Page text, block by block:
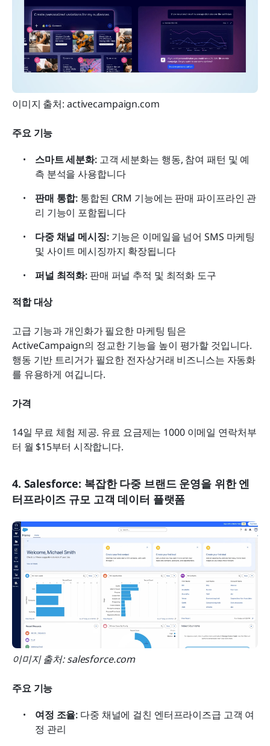
이미지 출처: activecampaign.com
주요 기능
스마트 세분화: 고객 세분화는 행동, 참여 패턴 및 예
측 분석을 사용합니다
판매 통합: 통합된 CRM 기능에는 판매 파이프라인 관
리 기능이 포함됩니다
다중 채널 메시징: 기능은 이메일을 넘어 SMS 마케팅
및 사이트 메시징까지 확장됩니다
퍼널 최적화: 판매 퍼널 추적 및 최적화 도구
적합 대상
고급 기능과 개인화가 필요한 마케팅 팀은
ActiveCampaign의 정교한 기능을 높이 평가할 것입니다.
행동 기반 트리거가 필요한 전자상거래 비즈니스는 자동화
를 유용하게 여깁니다.
가격
14일 무료 체험 제공. 유료 요금제는 1000 이메일 연락처부
터 월 $15부터 시작합니다.
4. Salesforce: 복잡한 다중 브랜드 운영을 위한 엔
터프라이즈 규모 고객 데이터 플랫폼
이미지 출처: salesforce.com
주요 기능
여정 조율: 다중 채널에 걸친 엔터프라이즈급 고객 여
정 관리